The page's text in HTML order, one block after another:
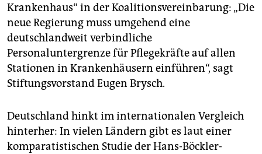
Krankenhaus“ in der Koalitionsvereinbarung: „Die
neue Regierung muss umgehend eine
deutschlandweit verbindliche
Personaluntergrenze für Pflegekräfte auf allen
Stationen in Krankenhäusern einführen“, sagt
Stiftungsvorstand Eugen Brysch.
Deutschland hinkt im internationalen Vergleich
hinterher: In vielen Ländern gibt es laut einer
komparatistischen Studie der Hans-Böckler-